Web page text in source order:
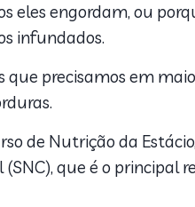
eles engordam, ou
infundados.
precisamos em
de Nutrição da
que é o principal